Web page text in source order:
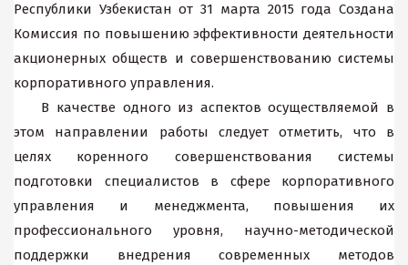
Республики Узбекистан от 31 марта 2015 года Создана
Комиссия по повышению эффективности деятельности
акционерных обществ и совершенствованию системы
корпоративного управления.
В качестве одного из аспектов осуществляемой в
этом направлении работы следует отметить, что в
целях коренного совершенствования системы
подготовки специалистов в сфере корпоративного
управления и менеджмента, повышения их
профессионального уровня, научно-методической
поддержки внедрения современных методов